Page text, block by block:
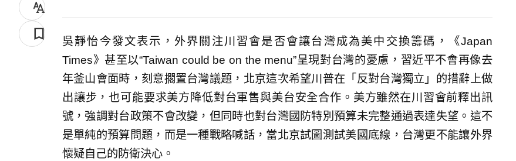
吳靜怡今發文表示，外界關注川習會是否會讓台灣成為美中交換籌碼，《Japan
Times》甚至以“Taiwan could be on the menu”呈現對台灣的憂慮，習近平不會再像去
年釜山會面時，刻意擱置台灣議題，北京這次希望川普在「反對台灣獨立」的措辭上做
出讓步，也可能要求美方降低對台軍售與美台安全合作。美方雖然在川習會前釋出訊
號，強調對台政策不會改變，但同時也對台灣國防特別預算未完整通過表達失望。這不
是單純的預算問題，而是一種戰略喊話，當北京試圖測試美國底線，台灣更不能讓外界
懷疑自己的防衛決心。